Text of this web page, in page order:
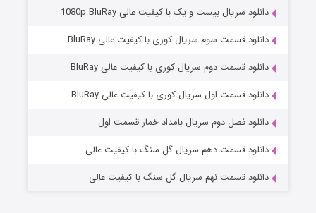
وستی ها
قسمت۱ (زیرنویس) منتشر شد
دانلود سریال بیست و یک با کیفیت عالی 1080p BluRay
دانلود قسمت سوم سریال کوری با کیفیت عالی BluRay
دانلود قسمت دوم سریال کوری با کیفیت عالی BluRay
دانلود قسمت اول سریال کوری با کیفیت عالی BluRay
دانلود فصل دوم سریال بامداد خمار قسمت اول
دانلود قسمت دهم سریال گل سنگ با کیفیت عالی
دانلود قسمت نهم سریال گل سنگ با کیفیت عالی